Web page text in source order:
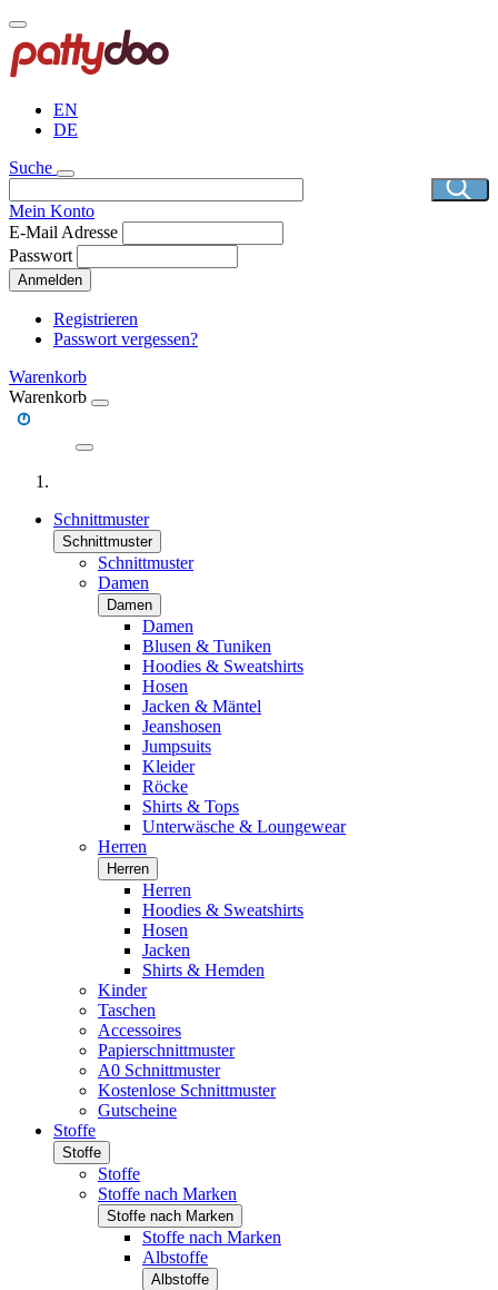
Direkt
zum
Inhalt
EN
DE
Suche
Mein Konto
E-Mail Adresse
Passwort
Anmelden
Registrieren
Passwort vergessen?
Warenkorb
Warenkorb
Schnittmuster
Schnittmuster
Schnittmuster
Damen
Damen
Damen
Blusen & Tuniken
Hoodies & Sweatshirts
Hosen
Jacken & Mäntel
Jeanshosen
Jumpsuits
Kleider
Röcke
Shirts & Tops
Unterwäsche & Loungewear
Herren
Herren
Herren
Hoodies & Sweatshirts
Hosen
Jacken
Shirts & Hemden
Kinder
Taschen
Accessoires
Papierschnittmuster
A0 Schnittmuster
Kostenlose Schnittmuster
Gutscheine
Stoffe
Stoffe
Stoffe
Stoffe nach Marken
Stoffe nach Marken
Stoffe nach Marken
Albstoffe
Albstoffe